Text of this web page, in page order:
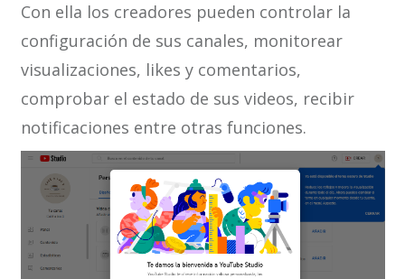
Con ella los creadores pueden controlar la
configuración de sus canales, monitorear
visualizaciones, likes y comentarios,
comprobar el estado de sus videos, recibir
notificaciones entre otras funciones.